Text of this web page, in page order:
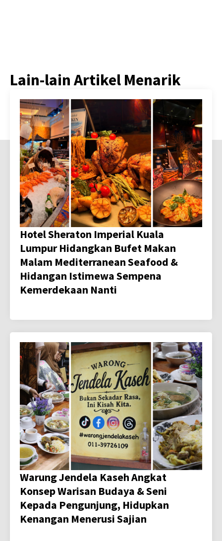
Lain-lain Artikel Menarik
Hotel Sheraton Imperial Kuala
Lumpur Hidangkan Bufet Makan
Malam Mediterranean Seafood &
Hidangan Istimewa Sempena
Kemerdekaan Nanti
Warung Jendela Kaseh Angkat
Konsep Warisan Budaya & Seni
Kepada Pengunjung, Hidupkan
Kenangan Menerusi Sajian